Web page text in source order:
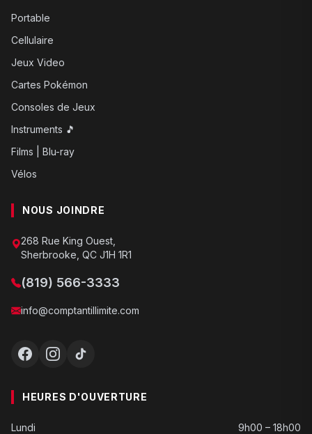
Portable
Cellulaire
Jeux Video
Cartes Pokémon
Consoles de Jeux
Instruments 🎵
Films | Blu-ray
Vélos
NOUS JOINDRE
268 Rue King Ouest,
Sherbrooke, QC J1H 1R1
(819) 566-3333
info@comptantillimite.com
HEURES D'OUVERTURE
Lundi
9h00 – 18h00